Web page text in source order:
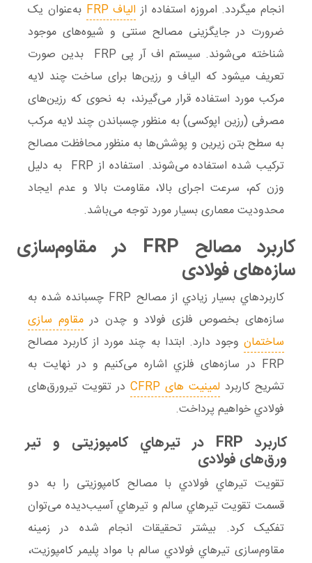
انجام می­گردد. امروزه استفاده از الیاف FRP
به‌عنوان یک
ضرورت در جایگزینی مصالح سنتی و شیوه‌های موجود
شناخته می‌شوند. سیستم اف آر پی FRP بدین صورت
تعریف می­شود که الیاف و رزین‌ها برای ساخت چند لایه
مرکب مورد استفاده قرار می‌گیرند، به نحوی که رزین‌های
مصرفی (رزین اپوکسی) به منظور چسباندن چند لایه مرکب
به سطح بتن زیرین و پوشش‌ها به منظور محافظت مصالح
ترکیب شده استفاده می‌شوند. استفاده از FRP به دلیل
وزن کم‏‏، سرعت اجرای بالا‏، مقاومت بالا و عدم ایجاد
محدودیت معماری بسیار مورد توجه می‌باشد.
کاربرد مصالح FRP در مقاوم‌سازی
سازه‌های فولادی
کاربردهاي بسیار زیادي از مصالح FRP چسبانده شده به
سازه‌های بخصوص فلزی فولاد و چدن درمقاوم سازی
ساختمان وجود دارد. ابتدا به چند مورد از کاربرد مصالح
FRP در سازه‌های فلزي اشاره می‌کنیم و در نهایت به
تشریح کاربرد لمینیت های CFRP
در تقویت تیرورق‌های
فولادي خواهیم پرداخت.
کاربرد FRP در تیرهاي کامپوزیتی و تیر
ورق‌های فولادی
تقویت تیرهاي فولادي با مصالح کامپوزیتی را به دو
قسمت تقویت تیرهاي سالم و تیرهاي آسیب‌دیده می‌توان
تفکیک کرد. بیشتر تحقیقات انجام شده در زمینه
مقاوم‌سازی تیرهاي فولادي سالم با مواد پلیمر کامپوزیت،